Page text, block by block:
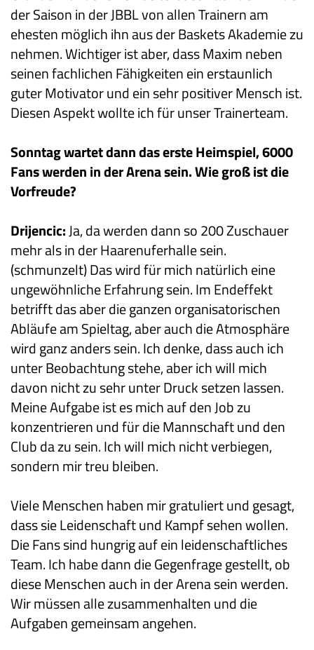
der Saison in der JBBL von allen Trainern am
ehesten möglich ihn aus der Baskets Akademie zu
nehmen. Wichtiger ist aber, dass Maxim neben
seinen fachlichen Fähigkeiten ein erstaunlich
guter Motivator und ein sehr positiver Mensch ist.
Diesen Aspekt wollte ich für unser Trainerteam.
Sonntag wartet dann das erste Heimspiel, 6000
Fans werden in der Arena sein. Wie groß ist die
Vorfreude?
Drijencic:Ja, da werden dann so 200 Zuschauer
mehr als in der Haarenuferhalle sein.
(schmunzelt) Das wird für mich natürlich eine
ungewöhnliche Erfahrung sein. Im Endeffekt
betrifft das aber die ganzen organisatorischen
Abläufe am Spieltag, aber auch die Atmosphäre
wird ganz anders sein. Ich denke, dass auch ich
unter Beobachtung stehe, aber ich will mich
davon nicht zu sehr unter Druck setzen lassen.
Meine Aufgabe ist es mich auf den Job zu
konzentrieren und für die Mannschaft und den
Club da zu sein. Ich will mich nicht verbiegen,
sondern mir treu bleiben.
Viele Menschen haben mir gratuliert und gesagt,
dass sie Leidenschaft und Kampf sehen wollen.
Die Fans sind hungrig auf ein leidenschaftliches
Team. Ich habe dann die Gegenfrage gestellt, ob
diese Menschen auch in der Arena sein werden.
Wir müssen alle zusammenhalten und die
Aufgaben gemeinsam angehen.